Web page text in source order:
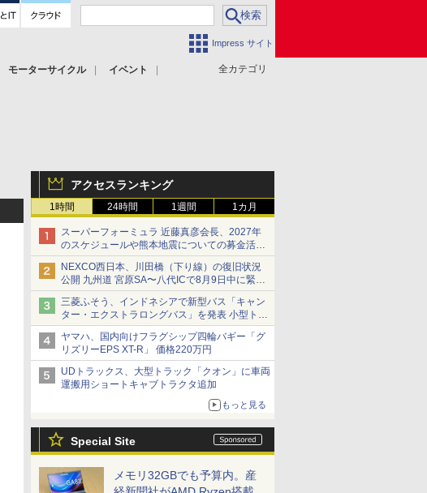
Impress サイト
全カテゴリ
モーターサイクル
イベント
アクセスランキング
1時間 24時間 1週間 1カ月
スーパーフォーミュラ 近藤真彦会長、2027年
のスケジュールや熊本地震についての募金活動
を紹介
NEXCO西日本、川田橋（下り線）の復旧状況
公開 九州道 宮原SA〜八代ICで8月9日中に緊急
車両を通行可能に
三菱ふそう、インドネシアで新型バス「キャン
ター・エクストラロングバス」を発表 小型トラ
ックベースの観光・旅客輸送向けバス
ヤマハ、国内向けフラグシップ四輪バギー「グ
リズリーEPS XT-R」 価格220万円
UDトラックス、大型トラック「クオン」に車両
運搬用ショートキャブトラクタ追加
もっと見る
Special Site
メモリ32GBでも予算内。産